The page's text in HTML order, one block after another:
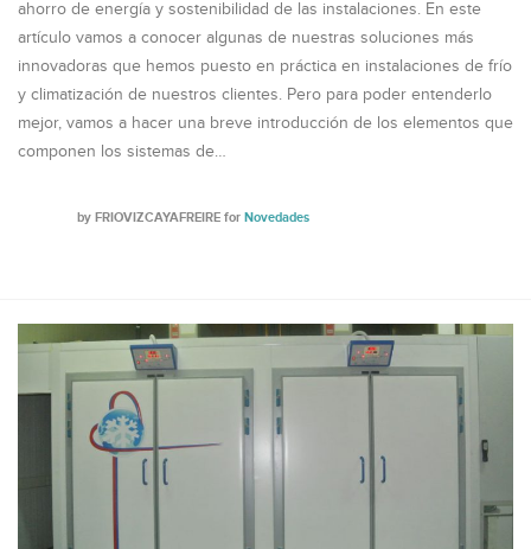
ahorro de energía y sostenibilidad de las instalaciones. En este
artículo vamos a conocer algunas de nuestras soluciones más
innovadoras que hemos puesto en práctica en instalaciones de frío
y climatización de nuestros clientes. Pero para poder entenderlo
mejor, vamos a hacer una breve introducción de los elementos que
componen los sistemas de…
by FRIOVIZCAYAFREIRE for Novedades